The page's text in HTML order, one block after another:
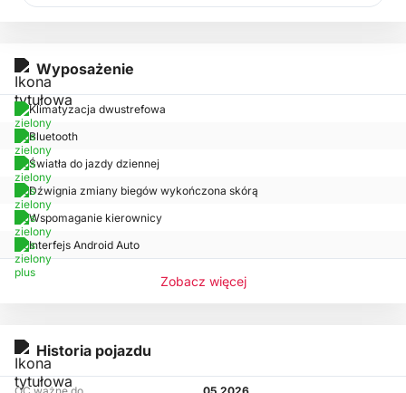
Wyposażenie
Klimatyzacja dwustrefowa
Bluetooth
Światła do jazdy dziennej
Dźwignia zmiany biegów wykończona skórą
Wspomaganie kierownicy
Interfejs Android Auto
Zobacz więcej
Historia pojazdu
OC ważne do 05.2026